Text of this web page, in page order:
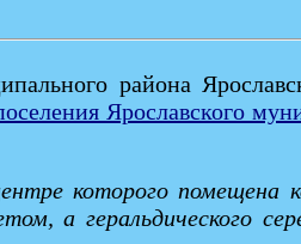
района
Ярославского
которого помещена
а геральдического